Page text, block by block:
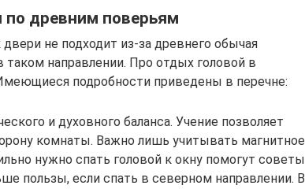
древним поверьям
не подходит из-за древнего обычая
направлении. Про отдых головой в
подробности приведены в перечне:
и духовного баланса. Учение позволяет
комнаты. Важно лишь учитывать магнитное
нужно спать головой к окну помогут советы
пользы, если спать в северном направлении. В